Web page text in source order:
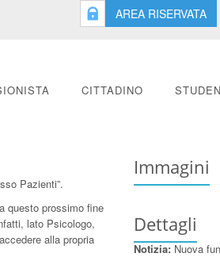
AREA RISERVATA
CITTADINO
Pazienti”.
questo prossimo fine
lato Psicologo,
alla propria
Immagini
Dettagli
Notizia: Nuova